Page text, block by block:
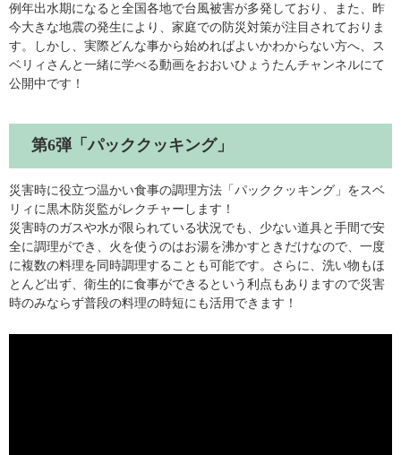
例年出水期になると全国各地で台風被害が多発しており、また、昨
今大きな地震の発生により、家庭での防災対策が注目されておりま
す。しかし、実際どんな事から始めればよいかわからない方へ、ス
ベリィさんと一緒に学べる動画をおおいひょうたんチャンネルにて
公開中です！
第6弾「パッククッキング」
災害時に役立つ温かい食事の調理方法「パッククッキング」をスベ
リィに黒木防災監がレクチャーします！
災害時のガスや水が限られている状況でも、少ない道具と手間で安
全に調理ができ、火を使うのはお湯を沸かすときだけなので、一度
に複数の料理を同時調理することも可能です。さらに、洗い物もほ
とんど出ず、衛生的に食事ができるという利点もありますので災害
時のみならず普段の料理の時短にも活用できます！